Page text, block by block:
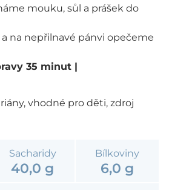
mouku, sůl a prášek do
na nepřilnavé pánvi opečeme
35 minut |
vhodné pro děti, zdroj
Sacharidy
40,0 g
Bílkoviny
6,0 g